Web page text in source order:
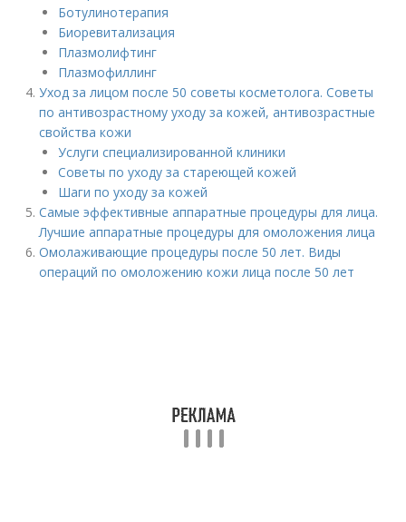
Ботулинотерапия
Биоревитализация
Плазмолифтинг
Плазмофиллинг
Уход за лицом после 50 советы косметолога. Советы
по антивозрастному уходу за кожей, антивозрастные
свойства кожи
Услуги специализированной клиники
Советы по уходу за стареющей кожей
Шаги по уходу за кожей
Самые эффективные аппаратные процедуры для лица.
Лучшие аппаратные процедуры для омоложения лица
Омолаживающие процедуры после 50 лет. Виды
операций по омоложению кожи лица после 50 лет